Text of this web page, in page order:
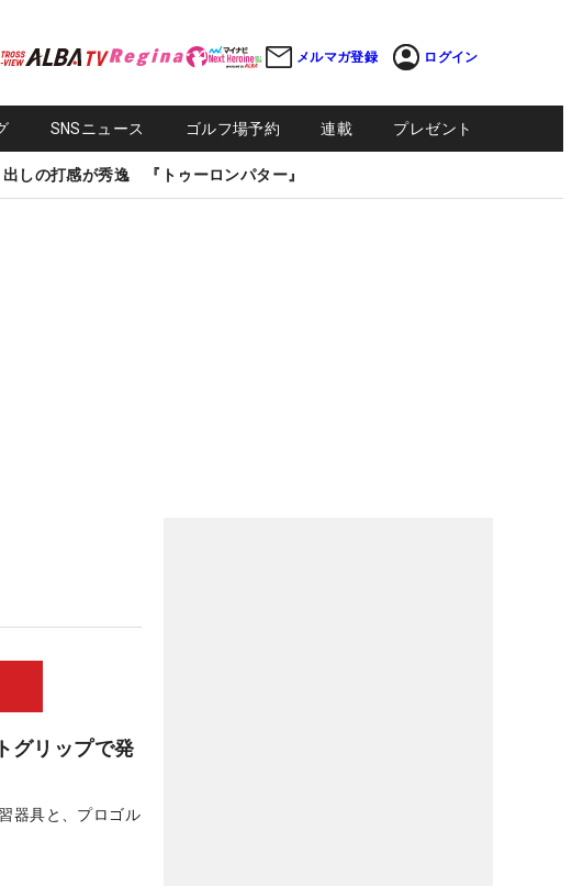
メルマガ登録 ログイン
SNSニュース ゴルフ場予約 連載 プレゼント
出しの打感が秀逸 『トゥーロンパター』
グリップで発
器具と、プロゴル